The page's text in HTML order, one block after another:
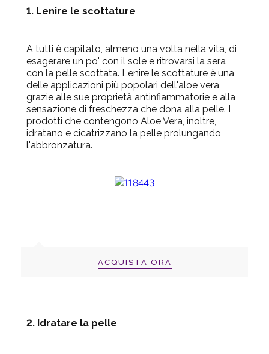
1. Lenire le scottature
A tutti è capitato, almeno una volta nella vita, di
esagerare un po' con il sole e ritrovarsi la sera
con la pelle scottata. Lenire le scottature è una
delle applicazioni più popolari dell'aloe vera,
grazie alle sue proprietà antinfiammatorie e alla
sensazione di freschezza che dona alla pelle. I
prodotti che contengono Aloe Vera, inoltre,
idratano e cicatrizzano la pelle prolungando
l'abbronzatura.
ACQUISTA ORA
2. Idratare la pelle